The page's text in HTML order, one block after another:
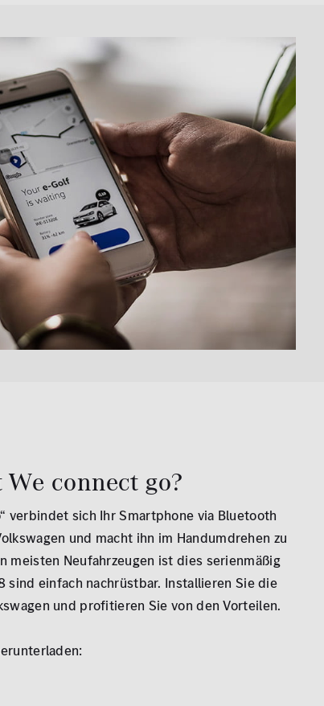
connect go?
verbindet sich Ihr Smartphone via Bluetooth
und macht ihn im Handumdrehen zu
meisten Neufahrzeugen ist dies serienmäßig
sind einfach nachrüstbar. Installieren Sie die
und profitieren Sie von den Vorteilen.